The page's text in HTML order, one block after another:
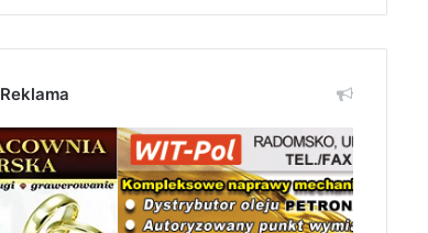
Reklama